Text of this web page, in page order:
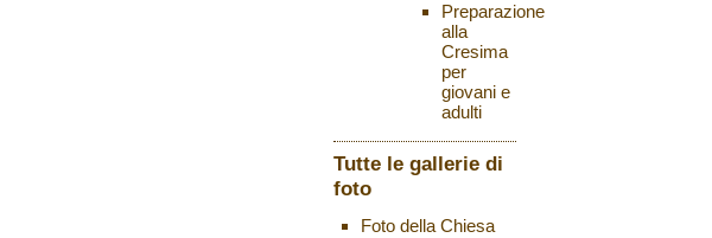
Preparazione
alla
Cresima
per
giovani e
adulti
Tutte le gallerie di
foto
Foto della Chiesa